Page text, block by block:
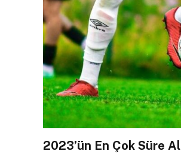
2023’ün En Çok Süre